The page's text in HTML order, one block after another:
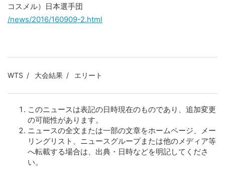
コスメル）日本選手団
/news/2016/160909-2.html
WTS 大会結果 エリート
このニュースは表記の日時現在のものであり、追加変更
の可能性があります。
ニュースの全文または一部の文章をホームページ、メー
リングリスト、ニュースグループまたは他のメディア等
へ転載する場合は、出典・日時などを明記してくださ
い。